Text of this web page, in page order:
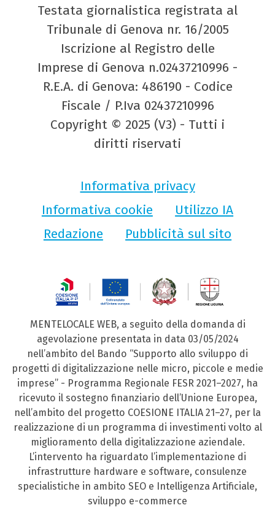
Testata giornalistica registrata al
Tribunale di Genova nr. 16/2005
Iscrizione al Registro delle
Imprese di Genova n.02437210996 -
R.E.A. di Genova: 486190 - Codice
Fiscale / P.Iva 02437210996
Copyright © 2025 (V3) - Tutti i
diritti riservati
Informativa privacy
Informativa cookie
Utilizzo IA
Redazione
Pubblicità sul sito
MENTELOCALE WEB, a seguito della domanda di
agevolazione presentata in data 03/05/2024
nell’ambito del Bando “Supporto allo sviluppo di
progetti di digitalizzazione nelle micro, piccole e medie
imprese” - Programma Regionale FESR 2021–2027, ha
ricevuto il sostegno finanziario dell’Unione Europea,
nell’ambito del progetto COESIONE ITALIA 21–27, per la
realizzazione di un programma di investimenti volto al
miglioramento della digitalizzazione aziendale.
L’intervento ha riguardato l’implementazione di
infrastrutture hardware e software, consulenze
specialistiche in ambito SEO e Intelligenza Artificiale,
sviluppo e-commerce